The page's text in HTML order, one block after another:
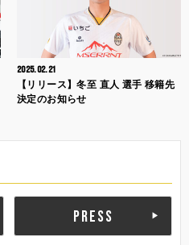
2025.02.21
【リリース】冬至 直人 選手 移籍先
決定のお知らせ
PRESS